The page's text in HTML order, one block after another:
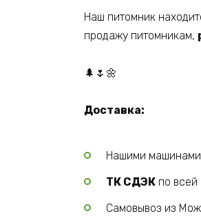
Наш питомник
продажу питомникам,
🌲🌷🌼
Доставка:
Нашими машинами
ТК СДЭК по всей
Самовывоз из